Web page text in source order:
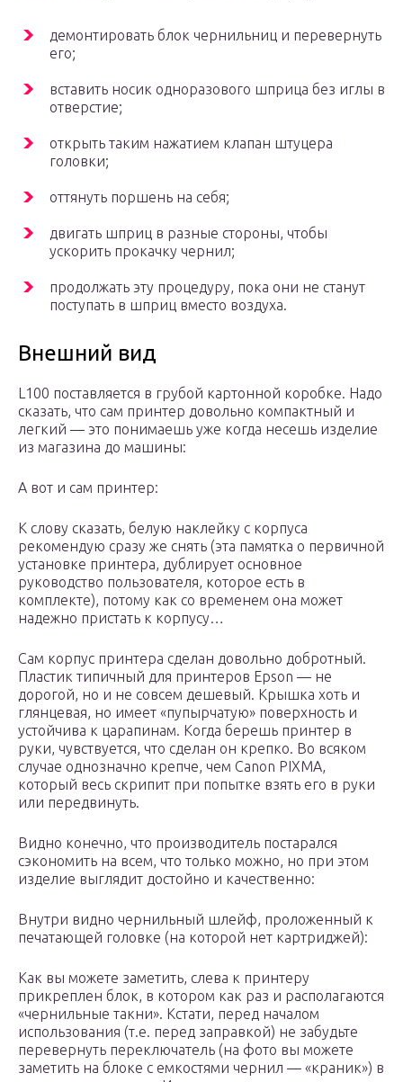
демонтировать блок чернильниц и перевернуть
его;
вставить носик одноразового шприца без иглы в
отверстие;
открыть таким нажатием клапан штуцера
головки;
оттянуть поршень на себя;
двигать шприц в разные стороны, чтобы
ускорить прокачку чернил;
продолжать эту процедуру, пока они не станут
поступать в шприц вместо воздуха.
Внешний вид
L100 поставляется в грубой картонной коробке. Надо
сказать, что сам принтер довольно компактный и
легкий — это понимаешь уже когда несешь изделие
из магазина до машины:
А вот и сам принтер:
К слову сказать, белую наклейку с корпуса
рекомендую сразу же снять (эта памятка о первичной
установке принтера, дублирует основное
руководство пользователя, которое есть в
комплекте), потому как со временем она может
надежно пристать к корпусу…
Сам корпус принтера сделан довольно добротный.
Пластик типичный для принтеров Epson — не
дорогой, но и не совсем дешевый. Крышка хоть и
глянцевая, но имеет «пупырчатую» поверхность и
устойчива к царапинам. Когда берешь принтер в
руки, чувствуется, что сделан он крепко. Во всяком
случае однозначно крепче, чем Canon PIXMA,
который весь скрипит при попытке взять его в руки
или передвинуть.
Видно конечно, что производитель постарался
сэкономить на всем, что только можно, но при этом
изделие выглядит достойно и качественно:
Внутри видно чернильный шлейф, проложенный к
печатающей головке (на которой нет картриджей):
Как вы можете заметить, слева к принтеру
прикреплен блок, в котором как раз и располагаются
«чернильные такни». Кстати, перед началом
использования (т.е. перед заправкой) не забудьте
перевернуть переключатель (на фото вы можете
заметить на блоке с емкостями чернил — «краник») в